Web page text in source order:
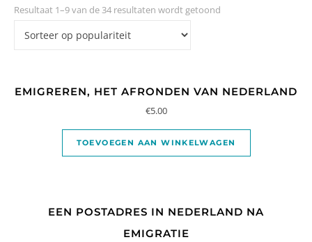
Resultaat 1–9 van de 34 resultaten wordt getoond
EMIGREREN, HET AFRONDEN VAN NEDERLAND
€5.00
TOEVOEGEN AAN WINKELWAGEN
EEN POSTADRES IN NEDERLAND NA
EMIGRATIE